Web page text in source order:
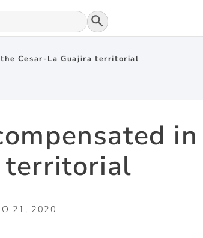
Botón de búsqueda
Cesar-La Guajira territorial
territorial
21, 2020